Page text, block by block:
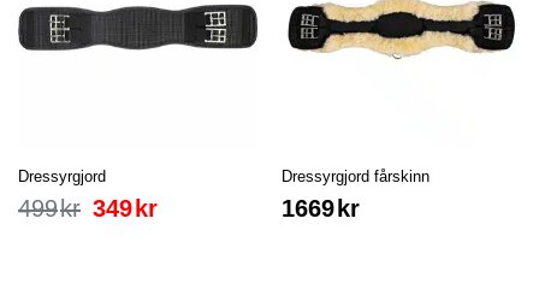
Dressyrgjord
499kr 349 kr
Dressyrgjord fårskinn
1669 kr